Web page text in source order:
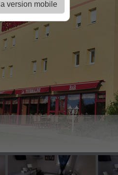
version mobile